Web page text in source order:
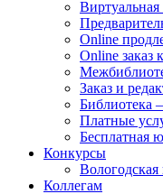
Виртуальная
Online
Online заказ
Заказ и
Библиотека
Платные
Бесплатная
Конкурсы
Вологодская
Коллегам